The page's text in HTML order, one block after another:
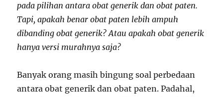
pada pilihan antara obat generik dan obat paten.
Tapi, apakah benar obat paten lebih ampuh
dibanding obat generik? Atau apakah obat generik
hanya versi murahnya saja?
Banyak orang masih bingung soal perbedaan
antara obat generik dan obat paten. Padahal,